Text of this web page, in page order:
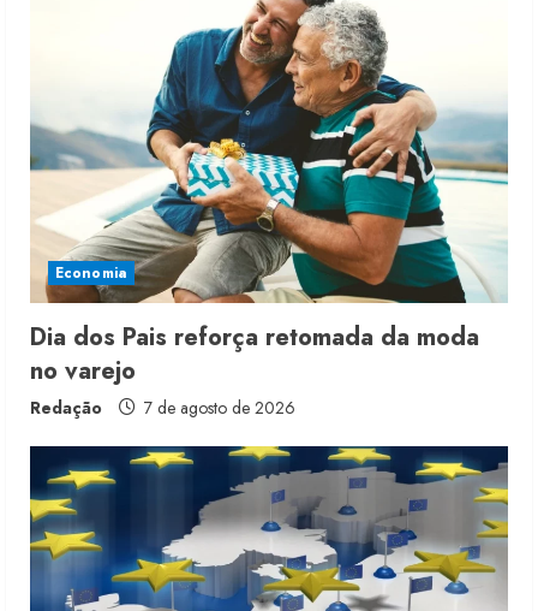
a
i
n
g
Economia
Dia dos Pais reforça retomada da moda
no varejo
Redação 7 de agosto de 2026